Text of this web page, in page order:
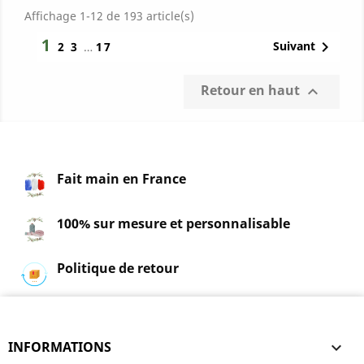
Affichage 1-12 de 193 article(s)
1 2 3 … 17 Suivant 
Retour en haut 
Fait main en France
100% sur mesure et personnalisable
Politique de retour
INFORMATIONS 